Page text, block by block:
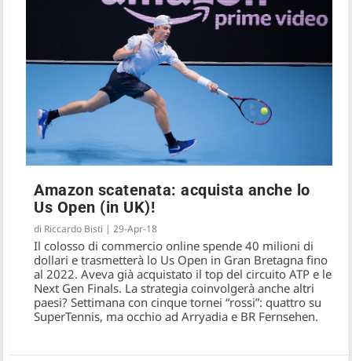
Amazon scatenata: acquista anche lo
Us Open (in UK)!
di Riccardo Bisti |29-Apr-18
Il colosso di commercio online spende 40 milioni di
dollari e trasmetterà lo Us Open in Gran Bretagna fino
al 2022. Aveva già acquistato il top del circuito ATP e le
Next Gen Finals. La strategia coinvolgerà anche altri
paesi? Settimana con cinque tornei “rossi”: quattro su
SuperTennis, ma occhio ad Arryadia e BR Fernsehen.